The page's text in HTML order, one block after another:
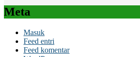
Meta
Masuk
Feed entri
Feed komentar